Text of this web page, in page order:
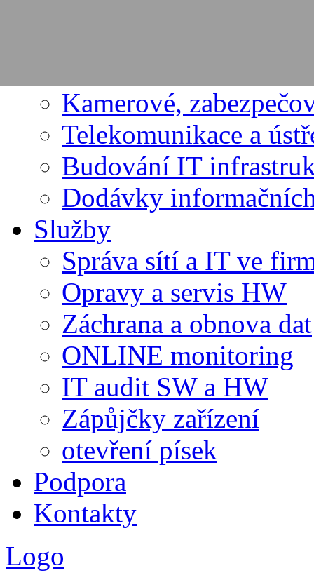
Kamerové,
Telekomunikace a
Budování IT
Dodávky
Služby
Správa sítí a IT ve
Opravy a servis HW
Záchrana a obnova dat
ONLINE monitoring
IT audit SW a HW
Zápůjčky zařízení
otevření písek
Podpora
Kontakty
Logo